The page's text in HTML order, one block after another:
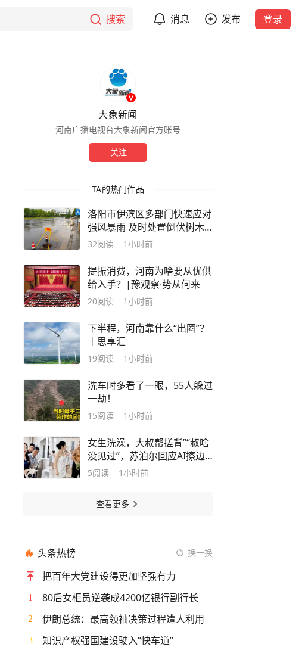
搜索 消息 发布 登录
大象新闻
河南广播电视台大象新闻官方账号
关注
TA的热门作品
洛阳市伊滨区多部门快速应对
强风暴雨 及时处置倒伏树木
和道路积水
32阅读 1小时前
提振消费，河南为啥要从优供
给入手？|豫观察·势从何来
20阅读 1小时前
下半程，河南靠什么“出圈”？
｜思享汇
19阅读 1小时前
洗车时多看了一眼，55人躲过
一劫！
15阅读 1小时前
女生洗澡，大叔帮搓背”“叔啥
没见过”，苏泊尔回应AI擦边
广告
5阅读 1小时前
查看更多
头条热榜 换一换
把百年大党建设得更加坚强有力
1 80后女柜员逆袭成4200亿银行副行长
2 伊朗总统：最高领袖决策过程遭人利用
3 知识产权强国建设驶入“快车道”